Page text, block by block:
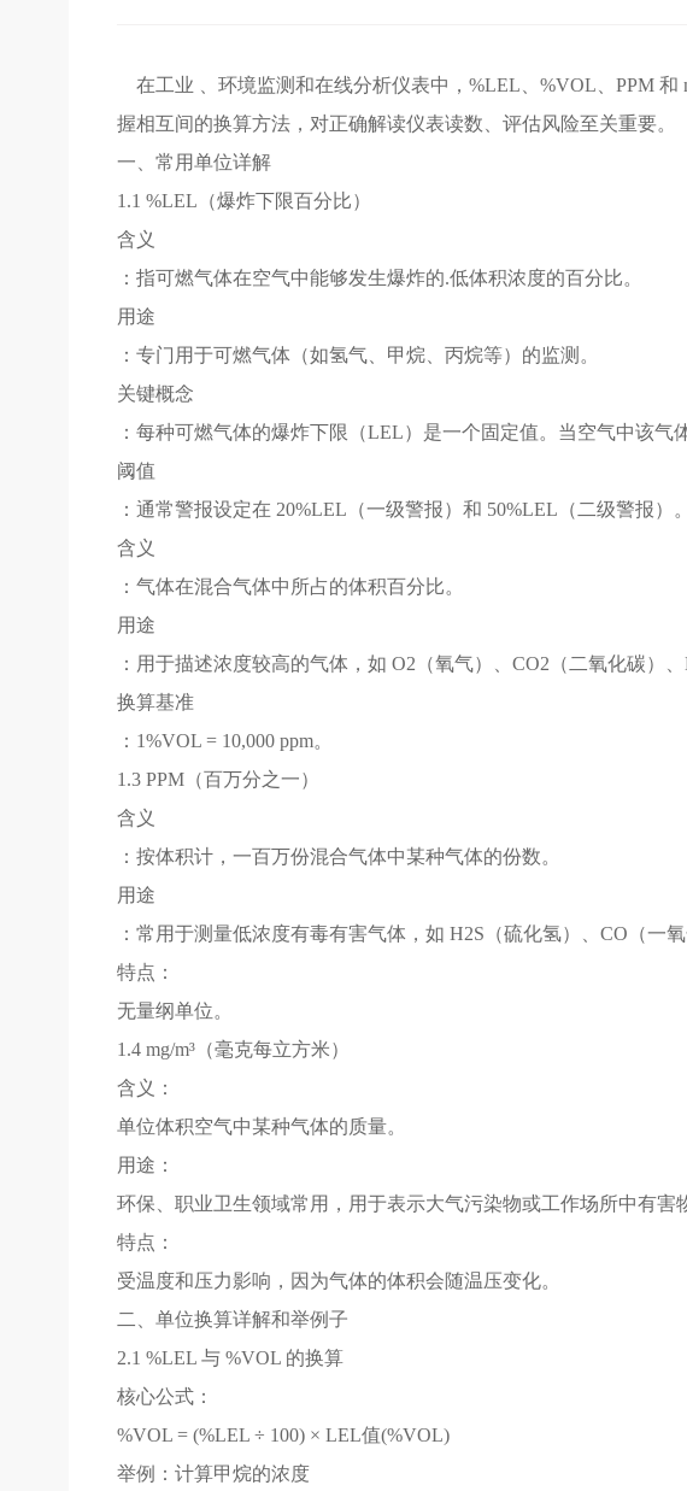
在工业 、环境监测和在线分析仪表中，%LEL、%VOL、PPM
握相互间的换算方法，对正确解读仪表读数、评估风险至关重要。
一、常用单位详解
1.1 %LEL（爆炸下限百分比）
含义
：指可燃气体在空气中能够发生爆炸的.低体积浓度的百分比。
用途
：专门用于可燃气体（如氢气、甲烷、丙烷等）的监测。
关键概念
：每种可燃气体的爆炸下限（LEL）是一个固定值。当空气中该气
阈值
：通常警报设定在 20%LEL（一级警报）和 50%LEL（二级警报）。
含义
：气体在混合气体中所占的体积百分比。
用途
：用于描述浓度较高的气体，如 O2（氧气）、CO2（二氧化碳）、
换算基准
：1%VOL = 10,000 ppm。
1.3 PPM（百万分之一）
含义
：按体积计，一百万份混合气体中某种气体的份数。
用途
：常用于测量低浓度有毒有害气体，如 H2S（硫化氢）、CO（一
特点：
无量纲单位。
1.4 mg/m³（毫克每立方米）
含义：
单位体积空气中某种气体的质量。
用途：
环保、职业卫生领域常用，用于表示大气污染物或工作场所中有害
特点：
受温度和压力影响，因为气体的体积会随温压变化。
二、单位换算详解和举例子
2.1 %LEL 与 %VOL 的换算
核心公式：
%VOL = (%LEL ÷ 100) × LEL值(%VOL)
举例：计算甲烷的浓度